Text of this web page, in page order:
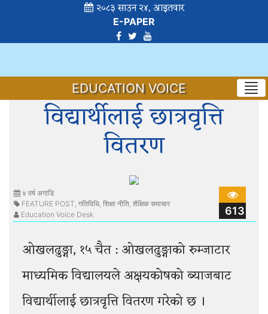
२०८३ साउन २४, आइतवार
E-PAPER
EDUCATION VOICE
विद्यार्थीलाई छात्रवृत्ति
वितरण
४ वर्ष अगाडि
FEATURE POST, गतिविधि, शिक्षा नीति, शैक्षिक समाचार
Education Voice Desk
613
ओखलढुङ्गा, १५ चैत : ओखलढुङ्गाको रुम्जाटार
माध्यमिक विद्यालयले अक्षयकोषको ब्याजबाट
विद्यार्थीलाई छात्रवृत्ति वितरण गरेको छ ।